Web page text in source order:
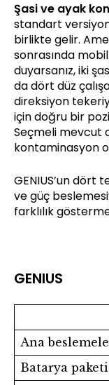
Şasi ve ayak
standart
birlikte gelir.
sonrasında
duyarsanız, iki
da dört düz
direksiyon
için doğru bir
Seçmeli mevcut
kontaminasyon
GENIUS’un dört
ve güç
farklılık
GENIUS
Ana
Batarya paketi